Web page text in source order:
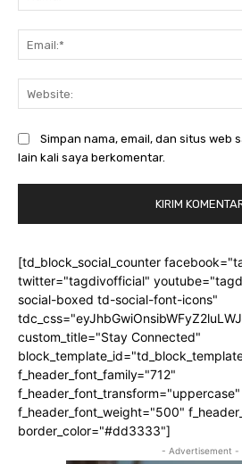
Simpan nama, email, dan situs web
lain kali saya berkomentar.
[td_block_social_counter
twitter="tagdivofficial"
social-boxed td-social-font-icons"
custom_title="Stay Connected"
f_header_font_family="712"
f_header_font_transform="uppercase"
f_header_font_weight="500"
border_color="#dd3333"]
- Advertisement -